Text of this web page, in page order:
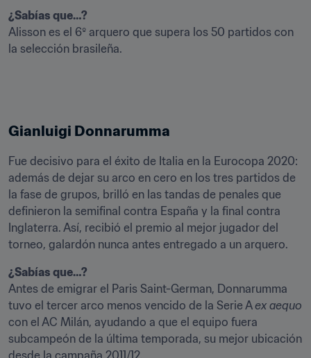
¿Sabías que…?
Alisson es el 6º arquero que supera los 50 partidos con
la selección brasileña.
Gianluigi Donnarumma
Fue decisivo para el éxito de Italia en la Eurocopa 2020:
además de dejar su arco en cero en los tres partidos de
la fase de grupos, brilló en las tandas de penales que
definieron la semifinal contra España y la final contra
Inglaterra. Así, recibió el premio al mejor jugador del
torneo, galardón nunca antes entregado a un arquero.
Antes de emigrar el Paris Saint-German, Donnarumma
tuvo el tercer arco menos vencido de la Serie A ex aequo
con el AC Milán, ayudando a que el equipo fuera
subcampeón de la última temporada, su mejor ubicación
desde la campaña 2011/12.